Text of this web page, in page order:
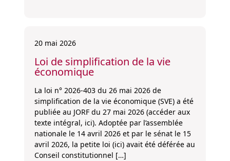
20 mai 2026
Loi de simplification de la vie
économique
La loi n° 2026-403 du 26 mai 2026 de
simplification de la vie économique (SVE) a été
publiée au JORF du 27 mai 2026 (accéder aux
texte intégral, ici). Adoptée par l’assemblée
nationale le 14 avril 2026 et par le sénat le 15
avril 2026, la petite loi (ici) avait été déférée au
Conseil constitutionnel […]